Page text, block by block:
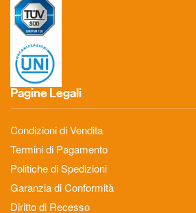
Pagine Legali
Condizioni di Vendita
Termini di Pagamento
Politiche di Spedizioni
Garanzia di Conformità
Diritto di Recesso